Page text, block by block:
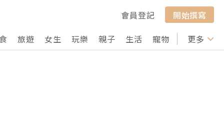
會員登記
開始撰寫
旅遊 女生 玩樂 親子 生活 寵物 行山 打卡
更多